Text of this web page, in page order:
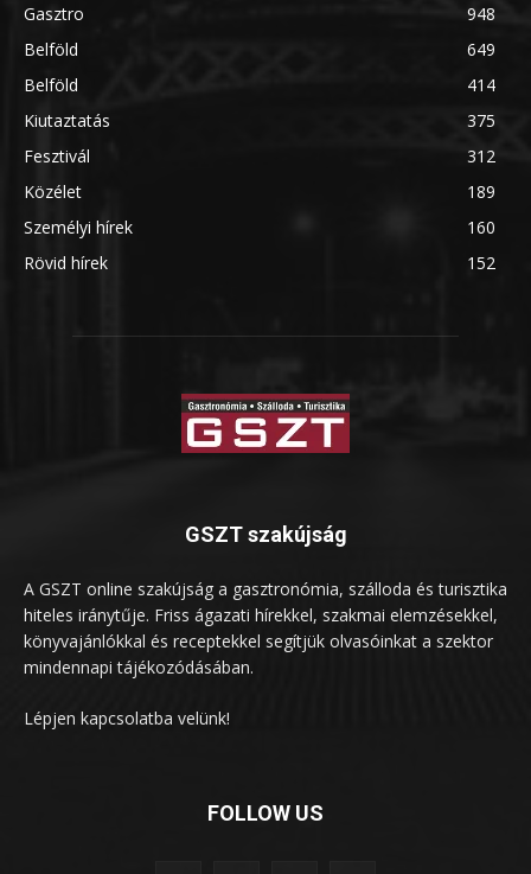
Gasztro
948
Belföld
649
Belföld
414
Kiutaztatás
375
Fesztivál
312
Közélet
189
Személyi hírek
160
Rövid hírek
152
GSZT szakújság
A GSZT online szakújság a gasztronómia, szálloda és turisztika
hiteles iránytűje. Friss ágazati hírekkel, szakmai elemzésekkel,
könyvajánlókkal és receptekkel segítjük olvasóinkat a szektor
mindennapi tájékozódásában.
Lépjen kapcsolatba velünk!
FOLLOW US